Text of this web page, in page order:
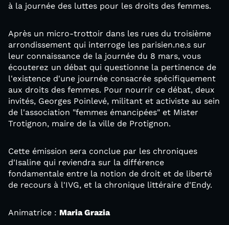
à la journée des luttes pour les droits des femmes.
Après un micro-trottoir dans les rues du troisième
arrondissement qui interroge les parisien.ne.s sur
leur connaissance de la journée du 8 mars, vous
écouterez un débat qui questionne la pertinence de
l'existence d'une journée consacrée spécifiquement
aux droits des femmes. Pour nourrir ce débat, deux
invités, Georges Poinlevé, militant et activiste au sein
de l'association "femmes émancipées" et Mister
Trotignon, maire de la ville de Protignon.
Cette émission sera conclue par les chroniques
d'Isaline qui reviendra sur la différence
fondamentale entre la notion de droit et de liberté
de recours à l'IVG, et la chronique littéraire d'Endy.
Animatrice : Maria Grazia